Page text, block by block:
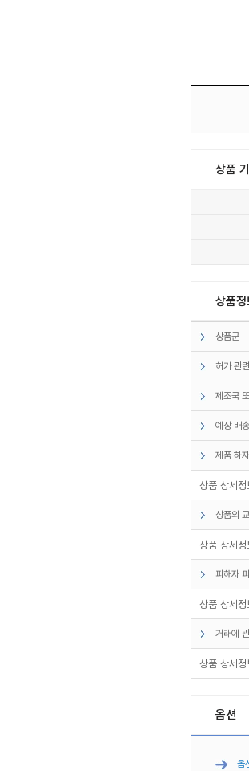
상품
상품
상품군
허가 관련
제조국
예상 배
제품 하
상품 상세
상품의
상품 상세
피해자
상품 상세
거래에
상품 상세
옵션
옵